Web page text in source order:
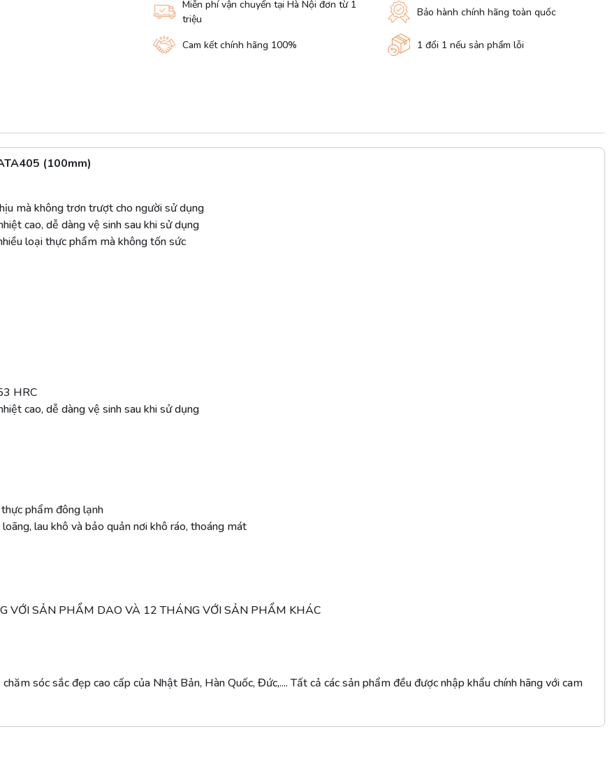
Miễn phí vận chuyển tại Hà Nội đơn từ 1
triệu
Bảo hành chính hãng toàn quốc
Cam kết chính hãng 100% 1 đổi 1 nếu sản phẩm lỗi
(100mm)
mà không trơn trượt cho người sử dụng
cao, dễ dàng vệ sinh sau khi sử dụng
loại thực phẩm mà không tốn sức
HRC
cao, dễ dàng vệ sinh sau khi sử dụng
phẩm đông lạnh
lau khô và bảo quản nơi khô ráo, thoáng mát
VỚI SẢN PHẨM DAO VÀ 12 THÁNG VỚI SẢN PHẨM KHÁC
sóc sắc đẹp cao cấp của Nhật Bản, Hàn Quốc, Đức,.... Tất cả các sản phẩm đều được nhập khẩu chính hãng với cam